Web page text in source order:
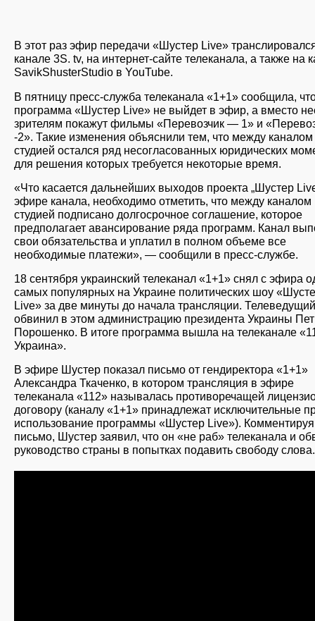
В этот раз эфир передачи «Шустер Live»
канале 3S. tv, на интернет-сайте телеканала, а также на
SavikShusterStudio в YouTube.
В пятницу пресс-служба телеканала «1+1» сообщила,
программа «Шустер Live» не выйдет в эфир, а вместо
зрителям покажут фильмы «Перевозчик — 1» и
-2». Такие изменения объяснили тем, что между каналом
студией остался ряд несогласованных юридических
для решения которых требуется некоторые время.
«Что касается дальнейших выходов проекта „Шустер
эфире канала, необходимо отметить, что между каналом
студией подписано долгосрочное соглашение, которое
предполагает авансирование ряда программ. Канал
свои обязательства и уплатил в полном объеме все
необходимые платежи», — сообщили в пресс-службе.
18 сентября украинский телеканал «1+1» снял с эфира
самых популярных на Украине политических шоу
Live» за две минуты до начала трансляции. Телеведущий
обвинил в этом администрацию президента Украины
Порошенко. В итоге программа вышла на телеканале
Украина».
В эфире Шустер показал письмо от гендиректора «1+1»
Александра Ткаченко, в котором трансляция в эфире
телеканала «112» называлась противоречащей
договору (каналу «1+1» принадлежат исключительные
использование программы «Шустер Live»). Комментируя
письмо, Шустер заявил, что он «не раб» телеканала и
руководство страны в попытках подавить свободу слова.